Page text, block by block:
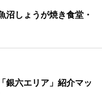
沼しょうが焼き食堂・
銀六エリア」紹介マッ